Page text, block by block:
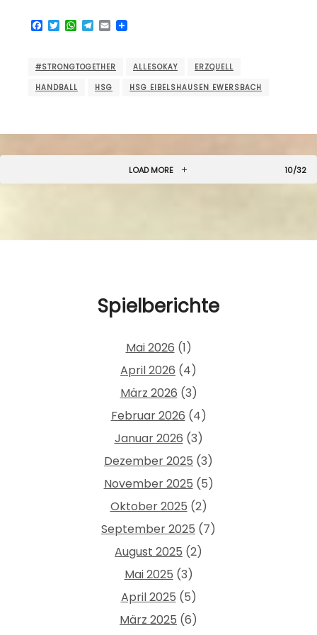
Facebook
TwitterWhatsApp
Telegram
Email
#STRONGTOGETHER ALLESOKAY
ERZQUELL
HANDBALL
HSG HSG EIBELSHAUSEN EWERSBACH
LOAD MORE 10/32
Spielberichte
Mai 2026 (1)
April 2026 (4)
März 2026 (3)
Februar 2026 (4)
Januar 2026 (3)
Dezember 2025 (3)
November 2025 (5)
Oktober 2025 (2)
September 2025 (7)
August 2025 (2)
Mai 2025 (3)
April 2025 (5)
März 2025 (6)